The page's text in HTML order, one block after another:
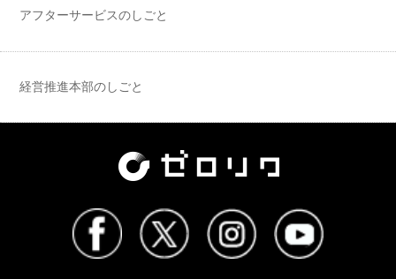
アフターサービスのしごと
経営推進本部のしごと